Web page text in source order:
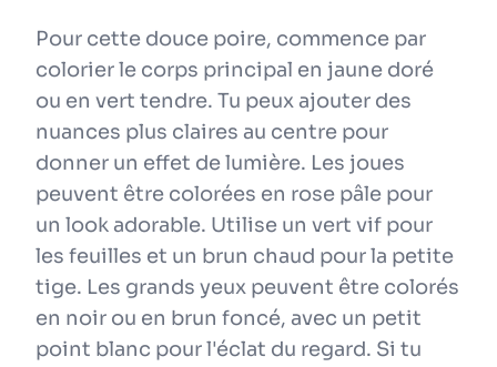
Pour cette douce poire, commence par
colorier le corps principal en jaune doré
ou en vert tendre. Tu peux ajouter des
nuances plus claires au centre pour
donner un effet de lumière. Les joues
peuvent être colorées en rose pâle pour
un look adorable. Utilise un vert vif pour
les feuilles et un brun chaud pour la petite
tige. Les grands yeux peuvent être colorés
en noir ou en brun foncé, avec un petit
point blanc pour l'éclat du regard. Si tu